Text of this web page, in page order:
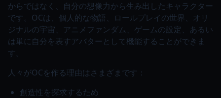
からではなく、自分の想像力から生み出したキャラクター
です。OCは、個人的な物語、ロールプレイの世界、オリ
ジナルの宇宙、アニメファンダム、ゲームの設定、あるい
は単に自分を表すアバターとして機能することができま
す。
人々がOCを作る理由はさまざまです：
創造性を探求するため